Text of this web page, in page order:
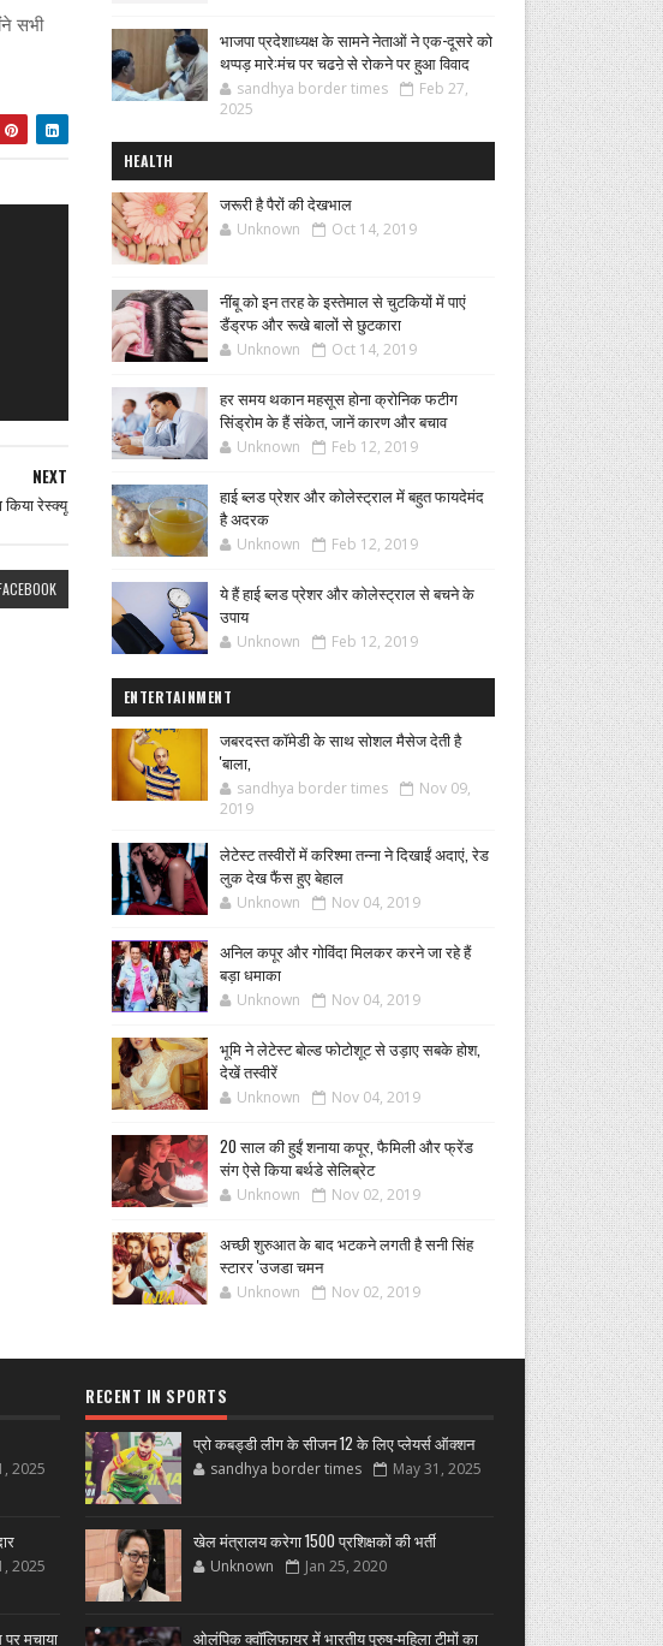
सभी
NEXT
किया रेस्क्यू
भाजपा प्रदेशाध्यक्ष के सामने नेताओं ने एक-दूसरे को
थप्पड़ मारे:मंच पर चढऩे से रोकने पर हुआ विवाद
sandhya border times
Feb 27,
2025
HEALTH
जरूरी है पैरों की देखभाल
Unknown Oct 14, 2019
नींबू को इन तरह के इस्तेमाल से चुटकियों में पाएं
डैंड्रफ और रूखे बालों से छुटकारा
Unknown Oct 14, 2019
हर समय थकान महसूस होना क्रोनिक फटीग
सिंड्रोम के हैं संकेत, जानें कारण और बचाव
Unknown Feb 12, 2019
हाई ब्लड प्रेशर और कोलेस्ट्राल में बहुत फायदेमंद
है अदरक
Unknown Feb 12, 2019
ये हैं हाई ब्लड प्रेशर और कोलेस्ट्राल से बचने के
उपाय
Unknown Feb 12, 2019
ENTERTAINMENT
जबरदस्त कॉमेडी के साथ सोशल मैसेज देती है
'बाला,
sandhya border times
Nov 09,
2019
लेटेस्ट तस्वीरों में करिश्मा तन्ना ने दिखाईं अदाएं, रेड
लुक देख फैंस हुए बेहाल
Unknown Nov 04, 2019
अनिल कपूर और गोविंदा मिलकर करने जा रहे हैं
बड़ा धमाका
Unknown Nov 04, 2019
भूमि ने लेटेस्ट बोल्ड फोटोशूट से उड़ाए सबके होश,
देखें तस्वीरें
Unknown Nov 04, 2019
20 साल की हुईं शनाया कपूर, फैमिली और फ्रेंड
संग ऐसे किया बर्थडे सेलिब्रेट
Unknown Nov 02, 2019
अच्छी शुरुआत के बाद भटकने लगती है सनी सिंह
स्टारर 'उजडा चमन
Unknown Nov 02, 2019
2025
2025
मचाया
RECENT IN SPORTS
प्रो कबड्डी लीग के सीजन 12 के लिए प्लेयर्स ऑक्शन
sandhya border times May 31, 2025
खेल मंत्रालय करेगा 1500 प्रशिक्षकों की भर्ती
Unknown Jan 25, 2020
ओलंपिक क्वॉलिफायर में भारतीय पुरुष-महिला टीमों का